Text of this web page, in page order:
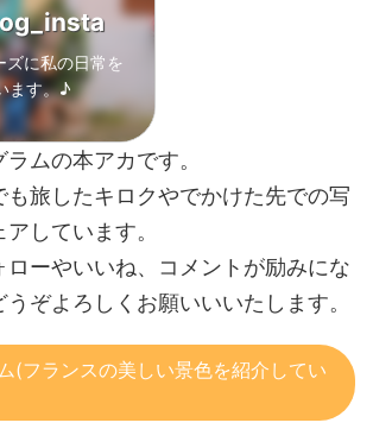
ズに私の日常を
ます。♪
ムの本アカです。
も旅したキロクやでかけた先での写
しています。
ローやいいね、コメントが励みにな
ぞよろしくお願いいいたします。
(フランスの美しい景色を紹介してい